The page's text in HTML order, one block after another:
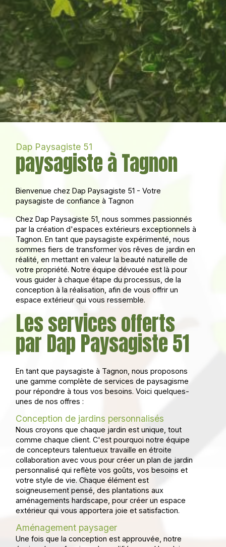
Dap Paysagiste 51
paysagiste à Tagnon
Bienvenue chez Dap Paysagiste 51 - Votre
paysagiste de confiance à Tagnon
Chez Dap Paysagiste 51, nous sommes passionnés
par la création d'espaces extérieurs exceptionnels à
Tagnon. En tant que paysagiste expérimenté, nous
sommes fiers de transformer vos rêves de jardin en
réalité, en mettant en valeur la beauté naturelle de
votre propriété. Notre équipe dévouée est là pour
vous guider à chaque étape du processus, de la
conception à la réalisation, afin de vous offrir un
espace extérieur qui vous ressemble.
Les services offerts
par Dap Paysagiste 51
En tant que paysagiste à Tagnon, nous proposons
une gamme complète de services de paysagisme
pour répondre à tous vos besoins. Voici quelques-
unes de nos offres :
Conception de jardins personnalisés
Nous croyons que chaque jardin est unique, tout
comme chaque client. C'est pourquoi notre équipe
de concepteurs talentueux travaille en étroite
collaboration avec vous pour créer un plan de jardin
personnalisé qui reflète vos goûts, vos besoins et
votre style de vie. Chaque élément est
soigneusement pensé, des plantations aux
aménagements hardscape, pour créer un espace
extérieur qui vous apportera joie et satisfaction.
Aménagement paysager
Une fois que la conception est approuvée, notre